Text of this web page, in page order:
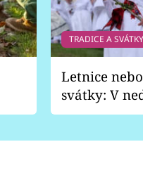
TRADICE A SVÁTKY
Letnice
svátky: V
pondělí